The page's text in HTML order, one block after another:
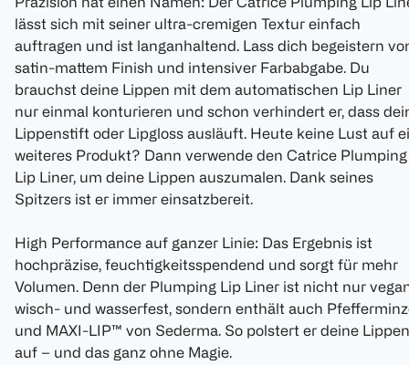
lässt sich mit seiner ultra-cremigen Textur einfach
auftragen und ist langanhaltend. Lass dich begeistern
satin-mattem Finish und intensiver Farbabgabe. Du
brauchst deine Lippen mit dem automatischen Lip Liner
nur einmal konturieren und schon verhindert er, dass
Lippenstift oder Lipgloss ausläuft. Heute keine Lust auf
weiteres Produkt? Dann verwende den Catrice Plumping
Lip Liner, um deine Lippen auszumalen. Dank seines
Spitzers ist er immer einsatzbereit.
High Performance auf ganzer Linie: Das Ergebnis ist
hochpräzise, feuchtigkeitsspendend und sorgt für mehr
Volumen. Denn der Plumping Lip Liner ist nicht nur
wisch- und wasserfest, sondern enthält auch
und MAXI-LIP™ von Sederma. So polstert er deine Lippen
auf – und das ganz ohne Magie.